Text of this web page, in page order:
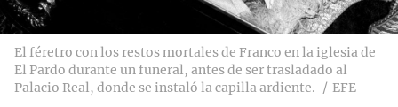
El féretro con los restos mortales de Franco en la iglesia de
El Pardo durante un funeral, antes de ser trasladado al
Palacio Real, donde se instaló la capilla ardiente.
EFE